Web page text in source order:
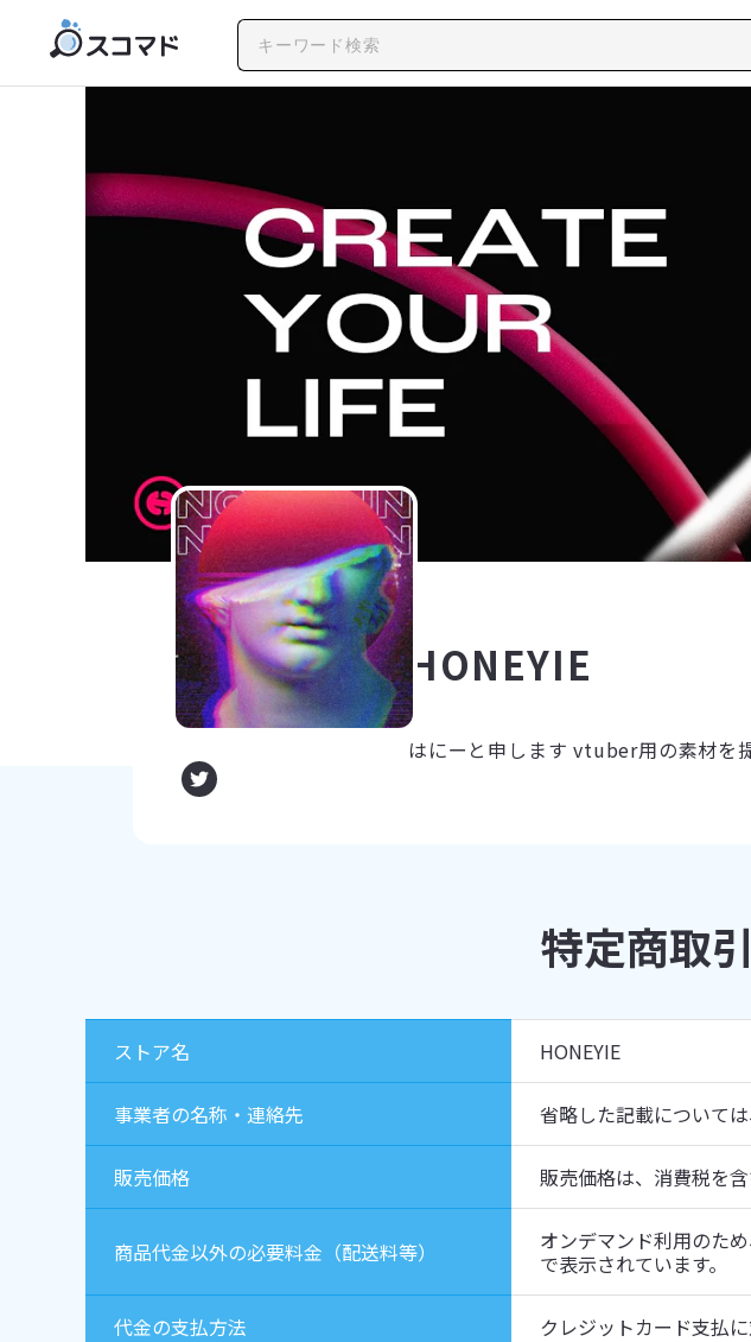
HONEYIE
はにーと申します vtuber用の素材を
特定商取
ストア名 HONEYIE
事業者の名称・連絡先 省略した記載について
販売価格 販売価格は、消費税を
商品代金以外の必要料金（配送料等）
オンデマンド利用のた
で表示されています。
代金の支払方法 クレジットカード支払に